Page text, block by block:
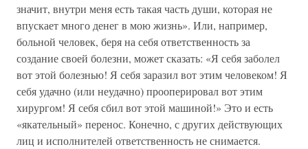
значит, внутри меня есть такая часть души, которая не
впускает много денег в мою жизнь». Или, например,
больной человек, беря на себя ответственность за
создание своей болезни, может сказать: «Я себя заболел
вот этой болезнью! Я себя заразил вот этим человеком! Я
себя удачно (или неудачно) прооперировал вот этим
хирургом! Я себя сбил вот этой машиной!» Это и есть
«якательный» перенос. Конечно, с других действующих
лиц и исполнителей ответственность не снимается.